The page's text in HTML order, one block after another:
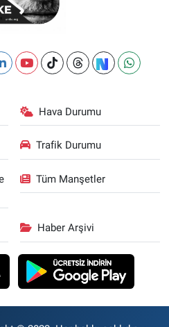
Hava Durumu
Trafik Durumu
Tüm Manşetler
Haber Arşivi